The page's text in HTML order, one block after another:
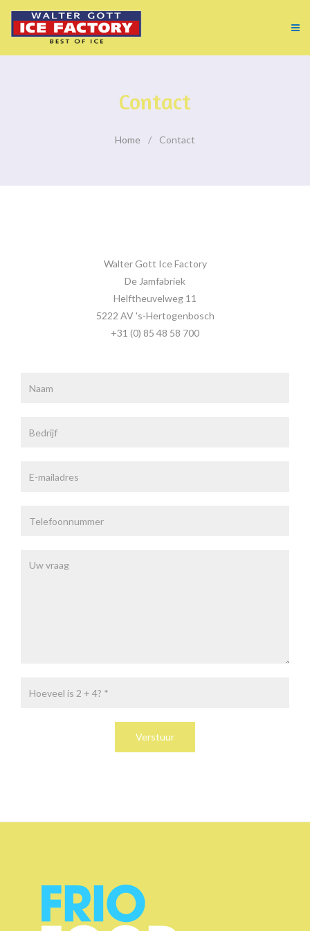
Contact
Home Contact
Walter Gott Ice Factory
De Jamfabriek
Helftheuvelweg 11
5222 AV 's-Hertogenbosch
+31 (0) 85 48 58 700
Verstuur